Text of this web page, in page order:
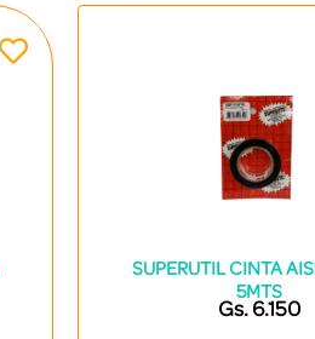
SUPERUTIL CINTA
5MTS
Gs. 6.150